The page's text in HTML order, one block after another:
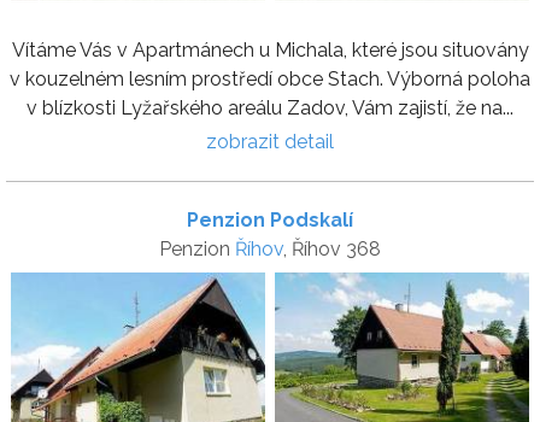
Vítáme Vás v Apartmánech u Michala, které jsou situovány
v kouzelném lesním prostředí obce Stach. Výborná poloha
v blízkosti Lyžařského areálu Zadov, Vám zajistí, že na...
zobrazit detail
Penzion Podskalí
Penzion Říhov , Říhov 368